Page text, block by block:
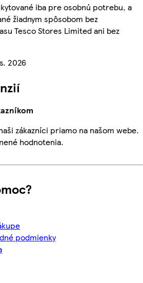
iba pre osobnú potrebu, a
žiadnym spôsobom bez
Tesco Stores Limited ani bez
2026
zákazníci priamo na našom webe.
hodnotenia.
podmienky